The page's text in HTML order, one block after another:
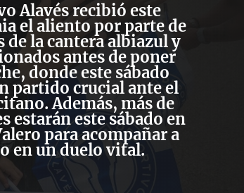
Alavés recibió este
el aliento por parte de
de la cantera albiazul y
antes de poner
donde este sábado
partido crucial ante el
Además, más de
estarán este sábado en
para acompañar a
en un duelo vital.